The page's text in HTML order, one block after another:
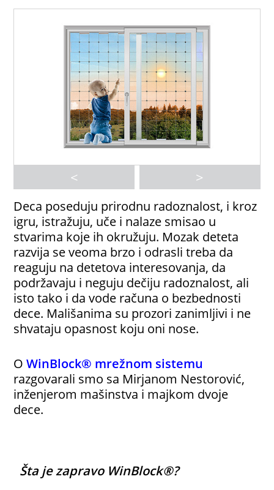
< >
Deca poseduju prirodnu radoznalost, i kroz
igru, istražuju, uče i nalaze smisao u
stvarima koje ih okružuju. Mozak deteta
razvija se veoma brzo i odrasli treba da
reaguju na detetova interesovanja, da
podržavaju i neguju dečiju radoznalost, ali
isto tako i da vode računa o bezbednosti
dece. Mališanima su prozori zanimljivi i ne
shvataju opasnost koju oni nose.
OWinBlock® mrežnom sistemu
razgovarali smo sa Mirjanom Nestorović,
inženjerom mašinstva i majkom dvoje
dece.
Šta je zapravo WinBlock®?